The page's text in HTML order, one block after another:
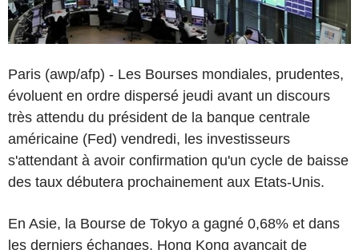
Paris (awp/afp) - Les Bourses mondiales, prudentes,
évoluent en ordre dispersé jeudi avant un discours
très attendu du président de la banque centrale
américaine (Fed) vendredi, les investisseurs
s'attendant à avoir confirmation qu'un cycle de baisse
des taux débutera prochainement aux Etats-Unis.
En Asie, la Bourse de Tokyo a gagné 0,68% et dans
les derniers échanges, Hong Kong avançait de